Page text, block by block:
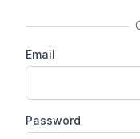
Email
Password